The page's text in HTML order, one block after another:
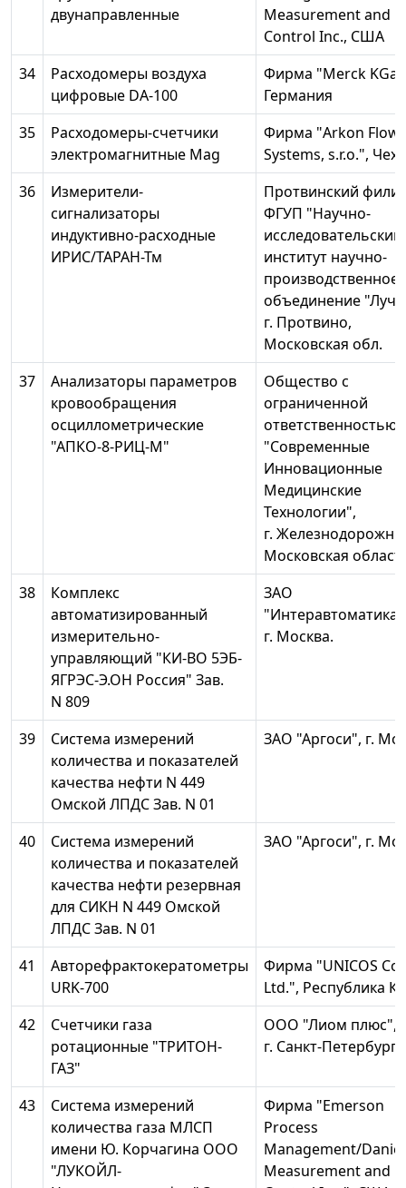
двунаправленные
Measurement and
Control Inc., США
34
Расходомеры воздуха
цифровые DA-100
Фирма "Merck
Германия
35
Расходомеры-счетчики
электромагнитные Mag
Фирма "Arkon Flow
Systems, s.r.o.",
36
Измерители-
сигнализаторы
индуктивно-расходные
ИРИС/ТАРАН-Тм
Протвинский
ФГУП "Научно-
исследовательский
институт научно-
производственное
объединение "Луч",
г. Протвино,
Московская обл.
37
Анализаторы параметров
кровообращения
осциллометрические
"АПКО-8-РИЦ-М"
Общество с
ограниченной
ответственностью
"Современные
Инновационные
Медицинские
Технологии",
г.
Московская
38
Комплекс
автоматизированный
измерительно-
управляющий "КИ-ВО 5ЭБ-
ЯГРЭС-Э.ОН Россия" Зав.
N 809
ЗАО
г. Москва.
39
Система измерений
количества и показателей
качества нефти N 449
Омской ЛПДС Зав. N 01
ЗАО "Аргоси", г.
40
Система измерений
количества и показателей
качества нефти резервная
для СИКН N 449 Омской
ЛПДС Зав. N 01
ЗАО "Аргоси", г.
41
Авторефрактокератометры
URK-700
Фирма "UNICOS Co.,
Ltd.", Республика
42
Счетчики газа
ротационные "ТРИТОН-
ГАЗ"
ООО "Лиом плюс",
г. Санкт-Петербург
43
Система измерений
количества газа МЛСП
имени Ю. Корчагина ООО
"ЛУКОЙЛ-
Фирма "Emerson
Process
Management/Daniel
Measurement and